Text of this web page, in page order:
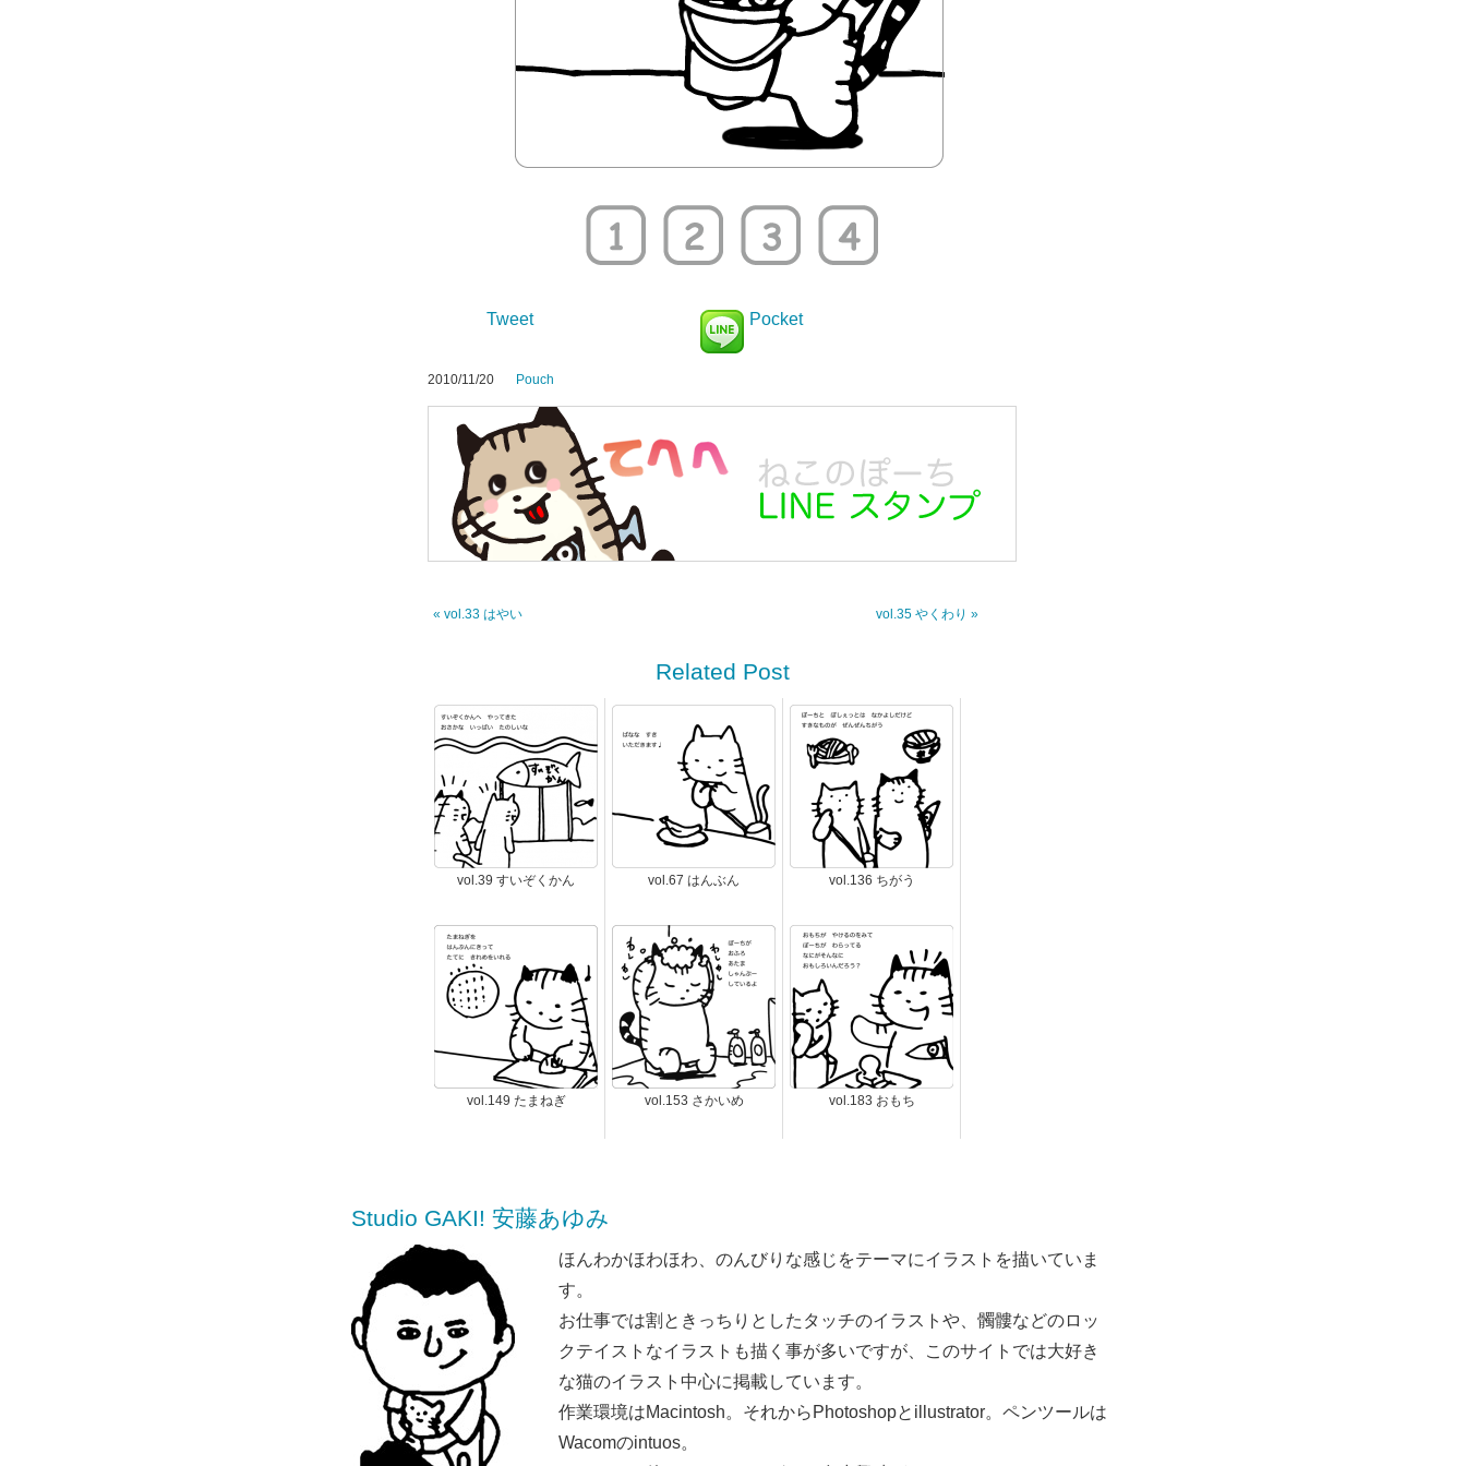
Tweet Pocket
2010/11/20 Pouch
« vol.33 はやい vol.35 やくわり »
Related Post
vol.39 すいぞくかん vol.67 はんぶん vol.136 ちがう
vol.149 たまねぎ vol.153 さかいめ vol.183 おもち
Studio GAKI! 安藤あゆみ
ほんわかほわほわ、のんびりな感じをテーマにイラストを描いていま
す。
お仕事では割ときっちりとしたタッチのイラストや、髑髏などのロッ
クテイストなイラストも描く事が多いですが、このサイトでは大好き
な猫のイラスト中心に掲載しています。
作業環境はMacintosh。それからPhotoshopとillustrator。ペンツールは
Wacomのintuos。